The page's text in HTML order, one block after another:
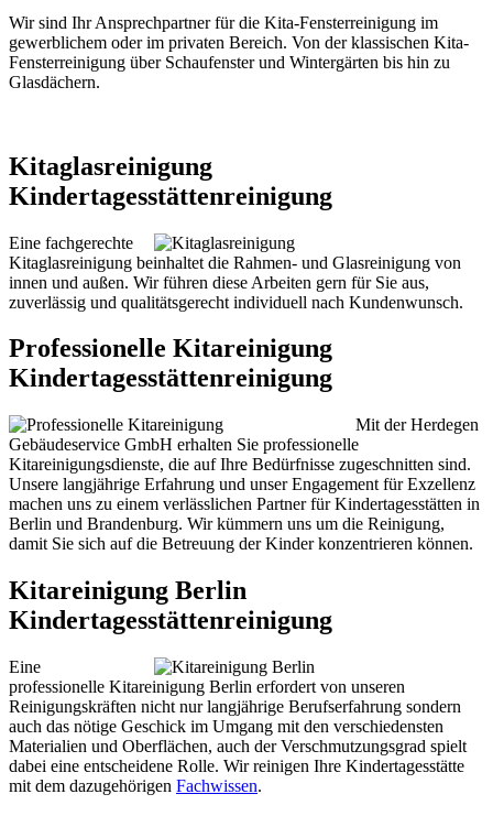
Wir sind Ihr Ansprechpartner für die Kita-Fensterreinigung im
gewerblichem oder im privaten Bereich. Von der klassischen Kita-
Fensterreinigung über Schaufenster und Wintergärten bis hin zu
Glasdächern.
Kitaglasreinigung
Kindertagesstättenreinigung
Eine fachgerechte
Kitaglasreinigung beinhaltet die Rahmen- und Glasreinigung von
innen und außen. Wir führen diese Arbeiten gern für Sie aus,
zuverlässig und qualitätsgerecht individuell nach Kundenwunsch.
Professionelle Kitareinigung
Kindertagesstättenreinigung
Mit der Herdegen
Gebäudeservice GmbH erhalten Sie professionelle
Kitareinigungsdienste, die auf Ihre Bedürfnisse zugeschnitten sind.
Unsere langjährige Erfahrung und unser Engagement für Exzellenz
machen uns zu einem verlässlichen Partner für Kindertagesstätten in
Berlin und Brandenburg. Wir kümmern uns um die Reinigung,
damit Sie sich auf die Betreuung der Kinder konzentrieren können.
Kitareinigung Berlin
Kindertagesstättenreinigung
Eine
professionelle Kitareinigung Berlin erfordert von unseren
Reinigungskräften nicht nur langjährige Berufserfahrung sondern
auch das nötige Geschick im Umgang mit den verschiedensten
Materialien und Oberflächen, auch der Verschmutzungsgrad spielt
dabei eine entscheidene Rolle. Wir reinigen Ihre Kindertagesstätte
mit dem dazugehörigen Fachwissen.